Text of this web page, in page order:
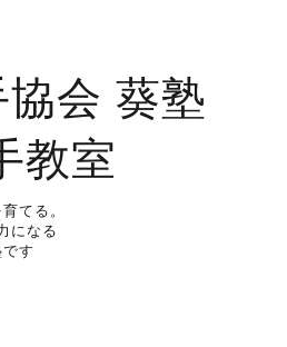
会 葵塾
教室
てる。
になる
す